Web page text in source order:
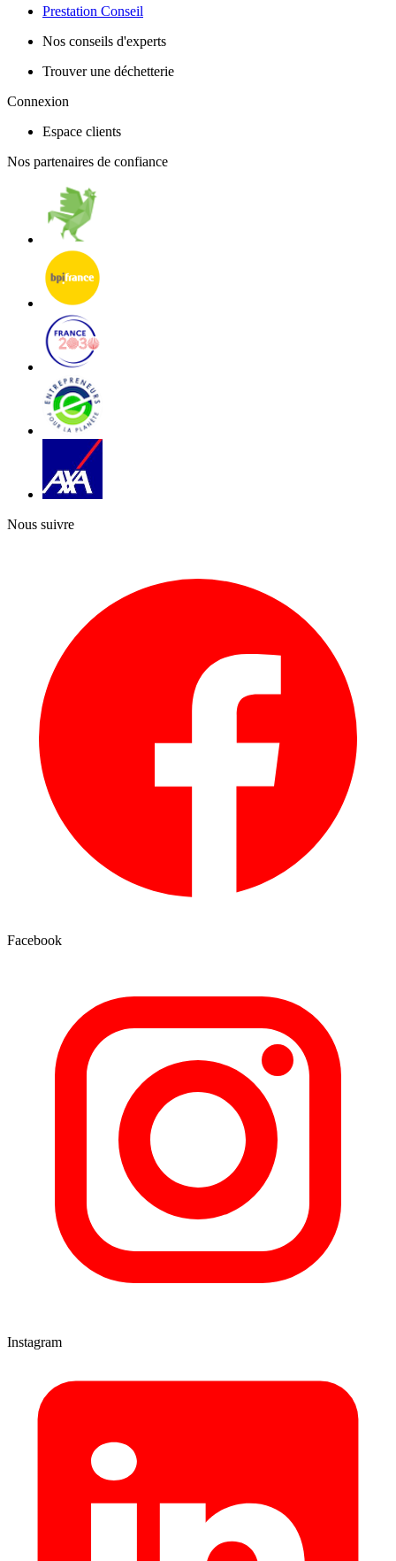
Prestation Conseil
Nos conseils d'experts
Trouver une déchetterie
Connexion
Espace clients
Nos partenaires de confiance
Nous suivre
Facebook
Instagram